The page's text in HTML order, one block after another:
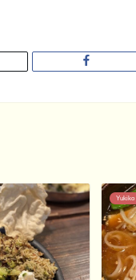
Yukiko